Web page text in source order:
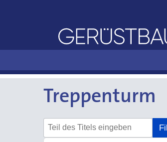
Treppenturm
Teil des Titels eingeben